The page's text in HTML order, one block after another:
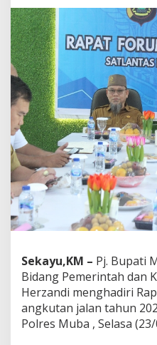
D
u
k
u
n
g
R
e
n
c
a
n
a
P
e
m
a
t
a
n
A
Sekayu,KM – Pj. Bupati
Bidang Pemerintah dan
Herzandi menghadiri
angkutan jalan tahun
Polres Muba , Selasa (23/